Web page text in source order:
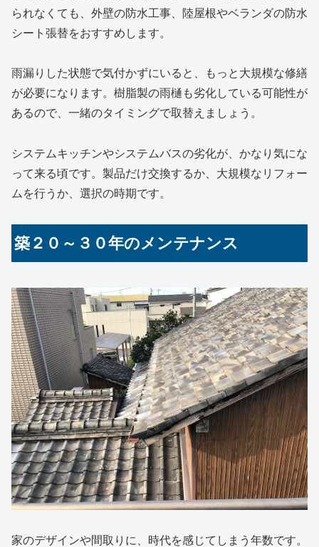
られなくても、外壁の防水工事、陸屋根やベランダの防水
シート張替をおすすめします。
雨漏りした状態で気付かずにいると、もっと大規模な修繕
が必要になります。樹脂製の雨樋も劣化している可能性が
あるので、一緒のタイミングで取替えましょう。
システムキッチンやシステムバスの劣化が、かなり気にな
って来る頃です。製品だけ交換するか、大規模なリフォー
ムを行うか、選択の時期です。
築２０～３０年のメンテナンス
家のデザインや間取りに、時代を感じてしまう年数です。